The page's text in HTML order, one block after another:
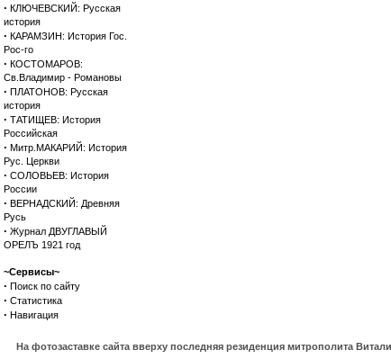
· КЛЮЧЕВСКИЙ: Русская
история
· КАРАМЗИН: История Гос.
Рос-го
· КОСТОМАРОВ:
Св.Владимир - Романовы
· ПЛАТОНОВ: Русская
история
· ТАТИЩЕВ: История
Российская
· Митр.МАКАРИЙ: История
Рус. Церкви
· СОЛОВЬЕВ: История
России
· ВЕРНАДСКИЙ: Древняя
Русь
· Журнал ДВУГЛАВЫЙ
ОРЕЛЪ 1921 год
~Сервисы~
· Поиск по сайту
· Статистика
· Навигация
На фотозаставке сайта вверху последняя резиденция митрополита